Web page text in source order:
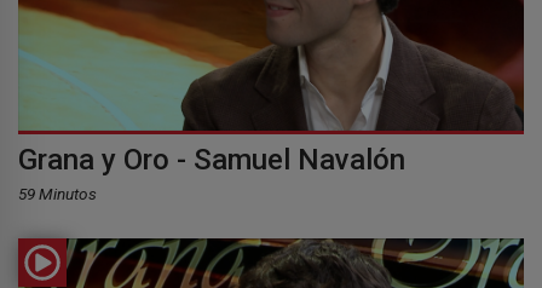
Grana y Oro - Samuel Navalón
59 Minutos